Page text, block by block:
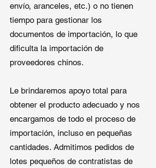
nuestra avanzadafábrica de
membranas de techo, se destaca en
Techado Residencial: Protege
hogares bajo tejas o ladrillos,
Proyectos Comerciales:
Proporciona impermeabilidad
confiable para oficinas, centros
comerciales y almacenes.
Pronunciada: Ofrece adhesión
segura y resistencia al
envío, aranceles, etc.) o no tienen
tiempo para gestionar los
documentos de importación, lo que
dificulta la importación de
proveedores chinos.
Le brindaremos apoyo total para
obtener el producto adecuado y nos
encargamos de todo el proceso de
importación, incluso en pequeñas
cantidades. Admitimos pedidos de
lotes pequeños de contratistas de